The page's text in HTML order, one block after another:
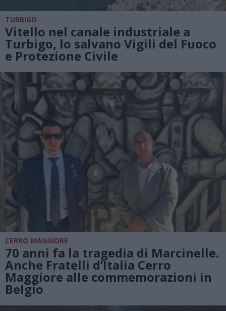
TURBIGO
Vitello nel canale industriale a
Turbigo, lo salvano Vigili del Fuoco
e Protezione Civile
CERRO MAGGIORE
70 anni fa la tragedia di Marcinelle.
Anche Fratelli d’Italia Cerro
Maggiore alle commemorazioni in
Belgio